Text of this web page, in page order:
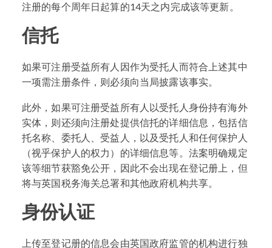
注册的每个周年日起算的14天之内完成该等更新。
信托
如果可注册受益所有人因作为受托人而符合上述其中
一项需注册条件，则必须向当局披露该事实。
此外，如果可注册受益所有人以受托人身份持有海外
实体，则还须向注册处提供信托的详细信息，包括信
托名称、委托人、受益人，以及受托人和任何保护人
（视乎保护人的权力）的详细信息等。法案明确规定
该等细节获豁免公开，因此不会出现在登记册上，但
将与英国税务海关总署和其他政府机构共享。
身份认证
上传至登记册的信息会由英国政府监管的机构进行独